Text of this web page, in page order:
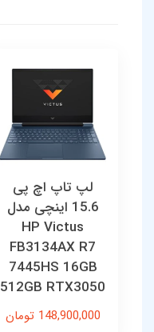
لپ تاپ اچ پی
15.6 اینچی مدل
HP Victus
FB3134AX R7
7445HS 16GB
512GB RTX3050
148,900,000 تومان